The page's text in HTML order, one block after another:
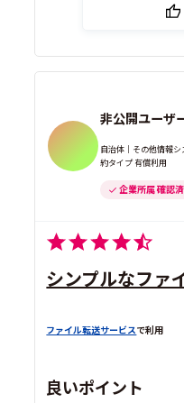
非公開ユーザ
自治体｜その他情報
約タイプ 有償利用
企業所属 確認済
シンプルなファ
ファイル転送サービスで利用
良いポイント